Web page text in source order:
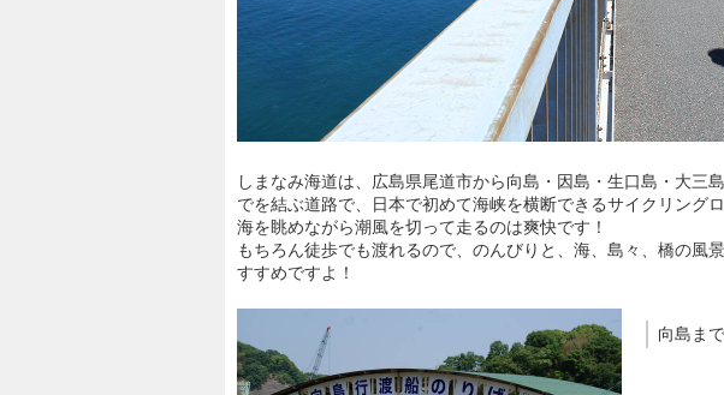
しまなみ海道は、広島県尾道市から向島・因島・生口島・大三
でを結ぶ道路で、日本で初めて海峡を横断できるサイクリング
海を眺めながら潮風を切って走るのは爽快です！
もちろん徒歩でも渡れるので、のんびりと、海、島々、橋の風
すすめですよ！
向島ま